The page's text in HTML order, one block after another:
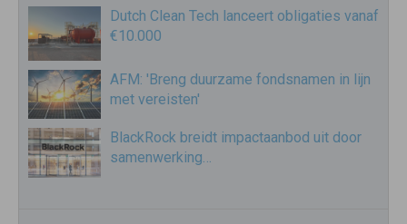
Dutch Clean Tech lanceert obligaties vanaf
€10.000
AFM: 'Breng duurzame fondsnamen in lijn
met vereisten'
BlackRock breidt impactaanbod uit door
samenwerking…